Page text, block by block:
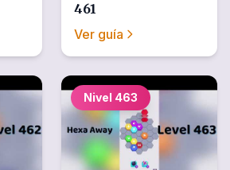
461
Ver guía
Nivel 463